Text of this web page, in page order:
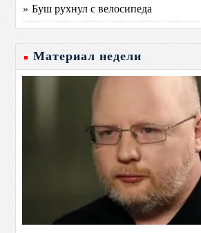
» Буш рухнул с велосипеда
Материал недели